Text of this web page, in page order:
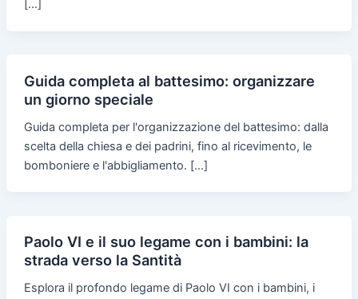
[…]
Guida completa al battesimo: organizzare
un giorno speciale
Guida completa per l'organizzazione del battesimo: dalla
scelta della chiesa e dei padrini, fino al ricevimento, le
bomboniere e l'abbigliamento. […]
Paolo VI e il suo legame con i bambini: la
strada verso la Santità
Esplora il profondo legame di Paolo VI con i bambini, i